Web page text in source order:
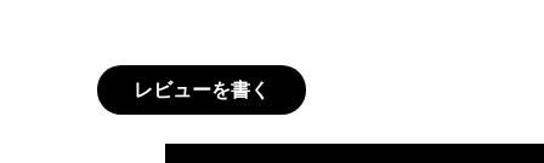
レビューを書く